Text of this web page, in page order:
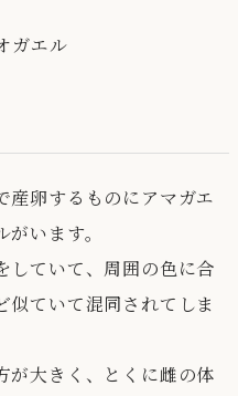
ガエル
産卵するものにアマガエ
がいます。
していて、周囲の色に合
似ていて混同されてしま
が大きく、とくに雌の体